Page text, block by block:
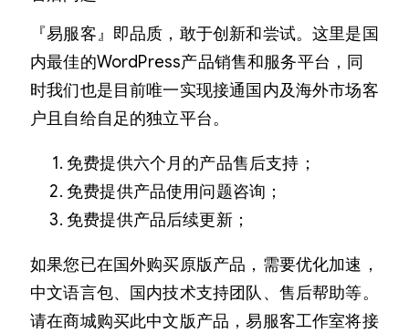
『易服客』即品质，敢于创新和尝试。这里是国
内最佳的WordPress产品销售和服务平台，同
时我们也是目前唯一实现接通国内及海外市场客
户且自给自足的独立平台。
免费提供六个月的产品售后支持；
免费提供产品使用问题咨询；
免费提供产品后续更新；
如果您已在国外购买原版产品，需要优化加速，
中文语言包、国内技术支持团队、售后帮助等。
请在商城购买此中文版产品，易服客工作室将接